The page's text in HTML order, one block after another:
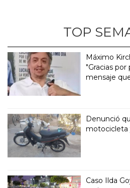
TOP
Máximo
"Gracias por
mensaje
Denunció
motocicleta
Caso Ilda